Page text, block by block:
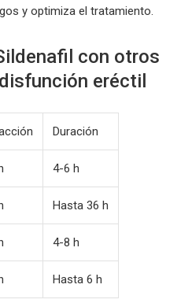
y optimiza el tratamiento.
con otros
eréctil
Duración
4-6 h
Hasta 36 h
4-8 h
Hasta 6 h